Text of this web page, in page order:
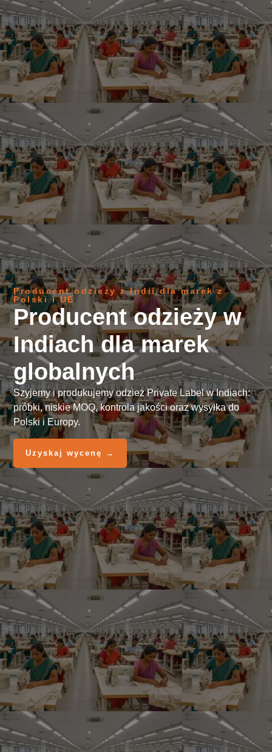
Producent odzieży z Indii dla marek z
Polski i UE
Producent odzieży w
Indiach dla marek
globalnych
Szyjemy i produkujemy odzież Private Label w Indiach:
próbki, niskie MOQ, kontrola jakości oraz wysyłka do
Polski i Europy.
Uzyskaj wycenę →